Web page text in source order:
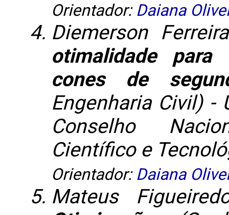
Orientador: Daiana
Diemerson
otimalidade
cones de
Engenharia Civil) -
Conselho
Científico e
Orientador: Daiana
Mateus